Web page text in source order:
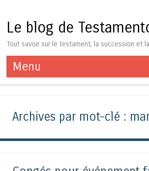
Le blog de
Tout savoir sur le testament, la succession et
Menu
Aller au contenu
Archives par mot-clé :